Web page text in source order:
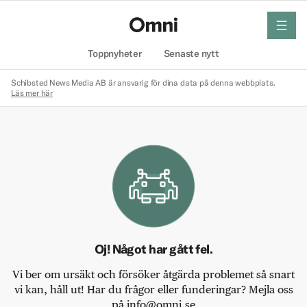
Toppnyheter Senaste nytt
meny
Schibsted News Media AB är ansvarig för dina data på denna webbplats.
Läs mer här
Oj! Något har gått fel.
Vi ber om ursäkt och försöker åtgärda problemet så snart
vi kan, håll ut! Har du frågor eller funderingar? Mejla oss